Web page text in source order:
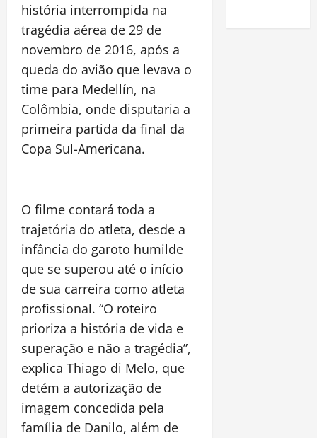
história interrompida na
tragédia aérea de 29 de
novembro de 2016, após a
queda do avião que levava o
time para Medellín, na
Colômbia, onde disputaria a
primeira partida da final da
Copa Sul-Americana.
O filme contará toda a
trajetória do atleta, desde a
infância do garoto humilde
que se superou até o início
de sua carreira como atleta
profissional. “O roteiro
prioriza a história de vida e
superação e não a tragédia”,
explica Thiago di Melo, que
detém a autorização de
imagem concedida pela
família de Danilo, além de